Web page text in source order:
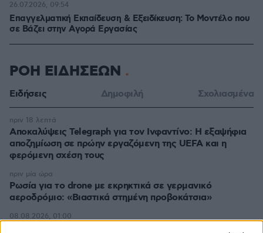
Επαγγελματική Εκπαίδευση & Εξειδίκευση: Το Mοντέλο που
σε Bάζει στην Aγορά Eργασίας
26.07.2026, 09:54
ΡΟΗ ΕΙΔΗΣΕΩΝ
Ειδήσεις Δημοφιλή Σχολιασμένα
Αποκαλύψεις Telegraph για τον Ινφαντίνο: Η εξαψήφια
αποζημίωση σε πρώην εργαζόμενη της UEFA και η
φερόμενη σχέση τους
πριν 18 λεπτά
Ρωσία για το drone με εκρηκτικά σε γερμανικό
αεροδρόμιο: «Βιαστικά στημένη προβοκάτσια»
πριν μία ώρα
08.08.2026, 01:00